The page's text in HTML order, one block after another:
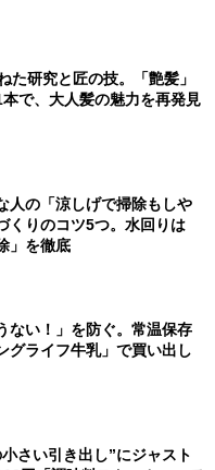
た研究と匠の技。「艶髪」
で、大人髪の魅力を再発見
人の「涼しげで掃除もしや
くりのコツ5つ。水回りは
」を徹底
ない！」を防ぐ。常温保存
グライフ牛乳」で買い出し
さい引き出し”にジャスト